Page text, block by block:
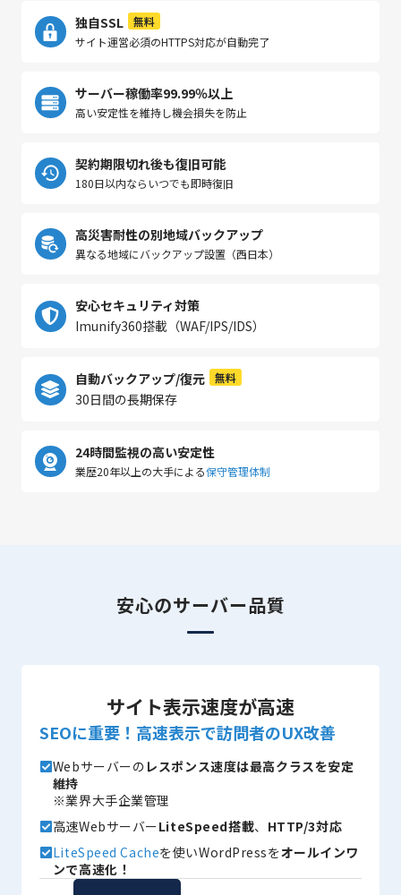
独自SSL
無料
サイト運営必須のHTTPS対応が自動完了
サーバー稼働率99.99％以上
高い安定性を維持し機会損失を防止
契約期限切れ後も復旧可能
180日以内ならいつでも即時復旧
高災害耐性の別地域バックアップ
異なる地域にバックアップ設置（西日本）
安心セキュリティ対策
Imunify360搭載（WAF/IPS/IDS）
自動バックアップ/復元 無料
30日間の長期保存
24時間監視の高い安定性
業歴20年以上の大手による保守管理体制
安心のサーバー品質
サイト表示速度が高速
SEOに重要！高速表示で訪問者のUX改善
Webサーバーの レスポンス速度は最高クラスを安定
維持
※業界大手企業管理
高速WebサーバーLiteSpeed搭載、 HTTP/3対応
LiteSpeed Cacheを使いWordPressをオールインワ
ンで高速化！